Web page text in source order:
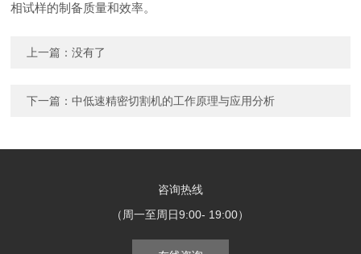
相试样的制备质量和效率。
上一篇：没有了
下一篇：中低速精密切割机的工作原理与应用分析
咨询热线
（周一至周日9:00- 19:00）